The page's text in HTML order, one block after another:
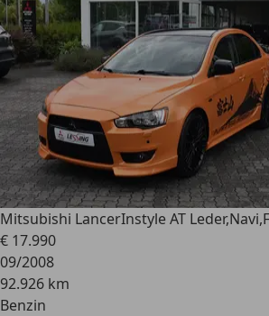
Mitsubishi LancerInstyle AT
€ 17.990
09/2008
92.926 km
Benzin